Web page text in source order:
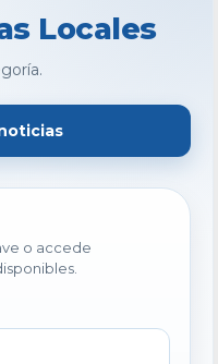
Locales
o accede